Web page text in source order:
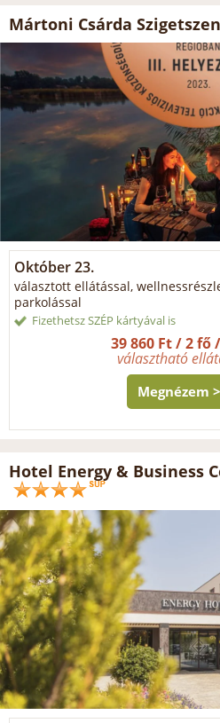
Mártoni Csárda
Október 23.
választott ellátással,
parkolással
Fizethetsz SZÉP kártyával is
39 860 Ft / 2 fő
választható
Megnézem
Hotel Energy & Business